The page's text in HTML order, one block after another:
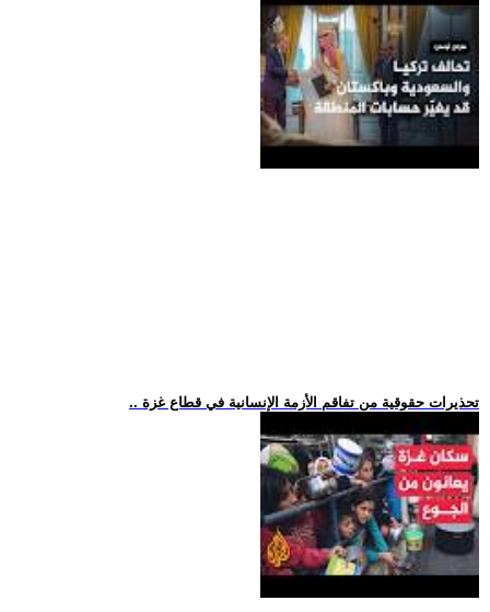
.. تحذيرات حقوقية من تفاقم الأزمة الإنسانية في قطاع غزة